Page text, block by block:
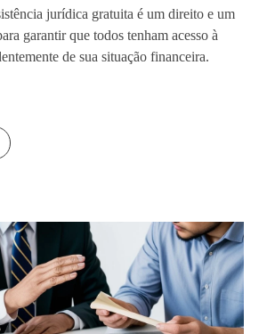
jurídica gratuita é um direito e um
garantir que todos tenham acesso à
de sua situação financeira.